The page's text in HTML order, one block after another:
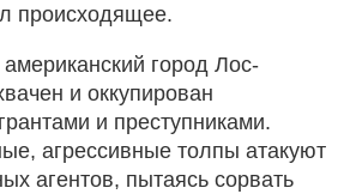
происходящее.
город Лос-
и оккупирован
и преступниками.
агрессивные толпы атакуют
агентов, пытаясь сорвать